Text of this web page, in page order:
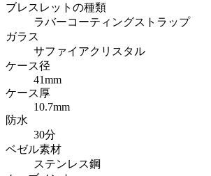
ブレスレットの種類
ラバーコーティングストラップ
ガラス
サファイアクリスタル
ケース径
41mm
ケース厚
10.7mm
防水
30分
ベゼル素材
ステンレス鋼